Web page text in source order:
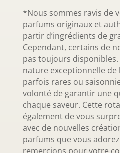
*Nous sommes ravis de
parfums originaux et
partir d’ingrédients de
Cependant, certains de
pas toujours disponibles.
nature exceptionnelle
parfois rares ou
volonté de garantir une
chaque saveur. Cette
également de vous
avec de nouvelles
parfums que vous